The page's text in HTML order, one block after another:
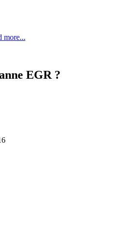
more...
EGR ?